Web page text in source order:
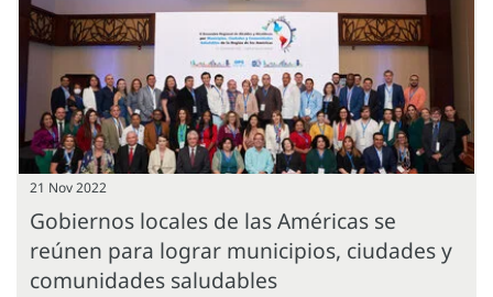
21 Nov 2022
Gobiernos locales de las Américas se
reúnen para lograr municipios, ciudades y
comunidades saludables